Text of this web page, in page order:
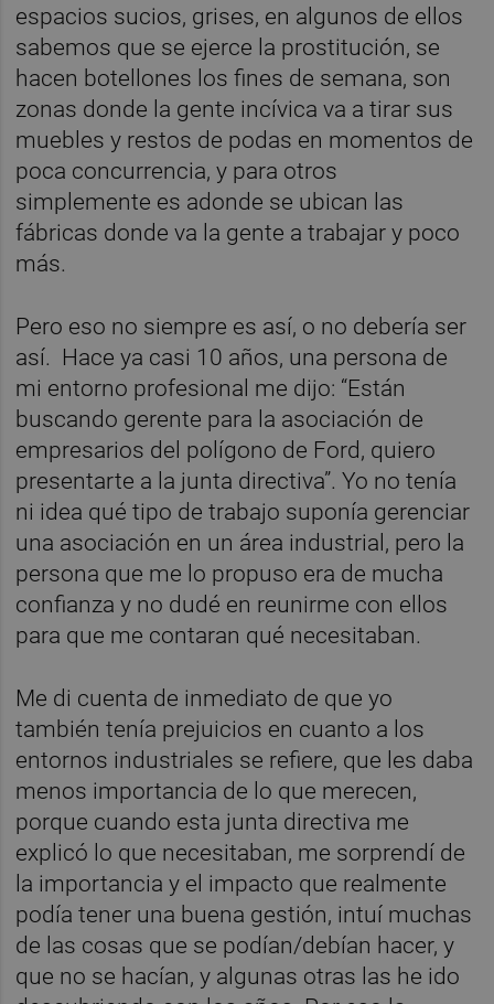
espacios sucios, grises, en algunos de ellos
sabemos que se ejerce la prostitución, se
hacen botellones los fines de semana, son
zonas donde la gente incívica va a tirar sus
muebles y restos de podas en momentos de
poca concurrencia, y para otros
simplemente es adonde se ubican las
fábricas donde va la gente a trabajar y poco
más.
Pero eso no siempre es así, o no debería ser
así. Hace ya casi 10 años, una persona de
mi entorno profesional me dijo: “Están
buscando gerente para la asociación de
empresarios del polígono de Ford, quiero
presentarte a la junta directiva”. Yo no tenía
ni idea qué tipo de trabajo suponía gerenciar
una asociación en un área industrial, pero la
persona que me lo propuso era de mucha
confianza y no dudé en reunirme con ellos
para que me contaran qué necesitaban.
Me di cuenta de inmediato de que yo
también tenía prejuicios en cuanto a los
entornos industriales se refiere, que les daba
menos importancia de lo que merecen,
porque cuando esta junta directiva me
explicó lo que necesitaban, me sorprendí de
la importancia y el impacto que realmente
podía tener una buena gestión, intuí muchas
de las cosas que se podían/debían hacer, y
que no se hacían, y algunas otras las he ido